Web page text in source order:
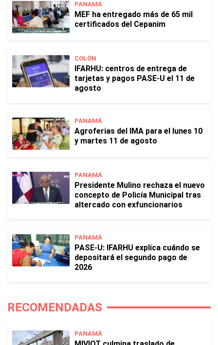
PANAMÁ
MEF ha entregado más de 65 mil
certificados del Cepanim
COLÓN
IFARHU: centros de entrega de
tarjetas y pagos PASE-U el 11 de
agosto
PANAMÁ
Agroferias del IMA para el lunes 10
y martes 11 de agosto
PANAMÁ
Presidente Mulino rechaza el nuevo
concepto de Policía Municipal tras
altercado con exfuncionarios
PANAMÁ
PASE-U: IFARHU explica cuándo se
depositará el segundo pago de
2026
RECOMENDADAS
PANAMÁ